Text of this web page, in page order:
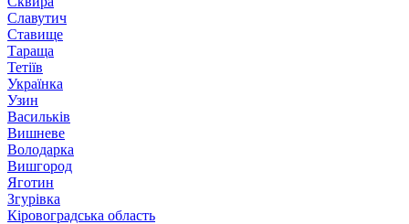
Славутич
Ставище
Тараща
Тетіїв
Українка
Узин
Васильків
Вишневе
Володарка
Вишгород
Яготин
Згурівка
Кіровоградська область